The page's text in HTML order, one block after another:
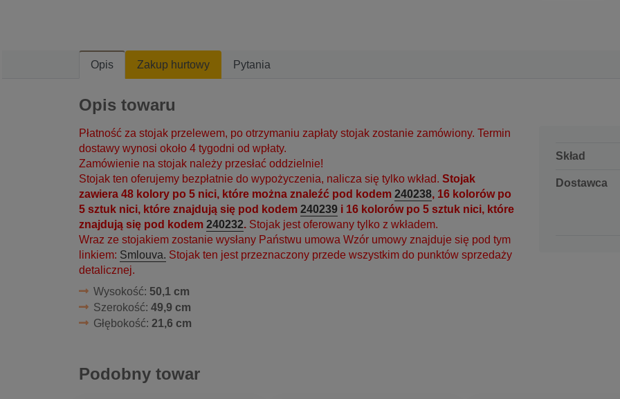
Opis Zakup hurtowy Pytania
Opis towaru
Płatność za stojak przelewem, po otrzymaniu zapłaty stojak zostanie zamówiony. Termin
dostawy wynosi około 4 tygodni od wpłaty.
Zamówienie na stojak należy przesłać oddzielnie!
Stojak ten oferujemy bezpłatnie do wypożyczenia, nalicza się tylko wkład. Stojak
zawiera 48 kolory po 5 nici, które można znaleźć pod kodem 240238, 16 kolorów po
5 sztuk nici, które znajdują się pod kodem 240239 i 16 kolorów po 5 sztuk nici, które
znajdują się pod kodem 240232. Stojak jest oferowany tylko z wkładem.
Wraz ze stojakiem zostanie wysłany Państwu umowa Wzór umowy znajduje się pod tym
linkiem: Smlouva. Stojak ten jest przeznaczony przede wszystkim do punktów sprzedaży
detalicznej.
Wysokość: 50,1 cm
Szerokość: 49,9 cm
Głębokość: 21,6 cm
Skład
Dostawca
Podobny towar